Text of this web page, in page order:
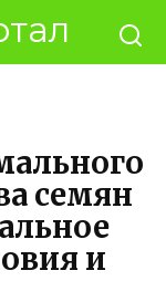
семян
и